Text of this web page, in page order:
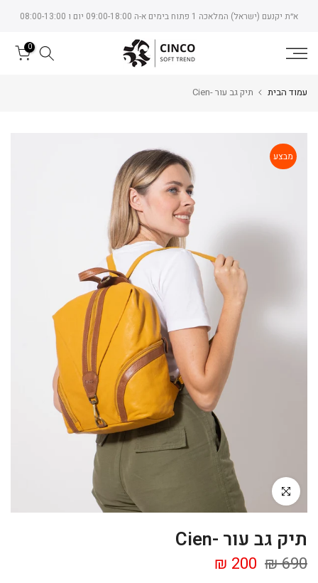
Skip
content
א״ת יקנעם (ישראל) המלאכה 1 פתוח בימים א-ה 09:00-18:00 יום ו 08:00-13:00
0
עמוד הבית תיק גב עור -Cien
מבצע
Click to enlarge
תיק גב עור -Cien
690 ₪
200 ₪